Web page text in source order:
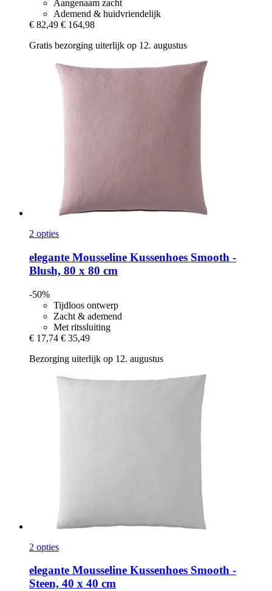
Aangenaam zacht
Ademend & huidvriendelijk
€ 82,49 € 164,98
Gratis bezorging uiterlijk op 12. augustus
2 opties
elegante Mousseline Kussenhoes Smooth -​
Blush, 80 x 80 cm
-50%
Tijdloos ontwerp
Zacht & ademend
Met ritssluiting
€ 17,74 € 35,49
Bezorging uiterlijk op 12. augustus
2 opties
elegante Mousseline Kussenhoes Smooth -​
Steen, 40 x 40 cm